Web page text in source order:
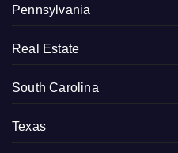
Pennsylvania
Real Estate
South Carolina
Texas